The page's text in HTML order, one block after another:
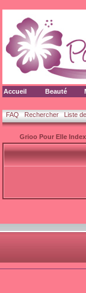
Accueil Beauté
FAQ Rechercher Liste
Grioo Pour Elle